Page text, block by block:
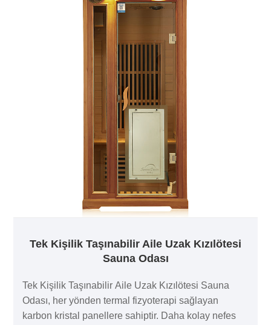
Tek Kişilik Taşınabilir Aile Uzak Kızılötesi
Sauna Odası
Tek Kişilik Taşınabilir Aile Uzak Kızılötesi Sauna
Odası, her yönden termal fizyoterapi sağlayan
karbon kristal panellere sahiptir. Daha kolay nefes